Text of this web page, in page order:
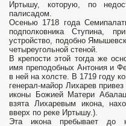
Иртышу, которую, по
палисадом.
Осенью 1718 года
подполковника Ступина,
устройство, подобно
четыреугольной стеной.
В крепости этой тогда же
имя преподобных Антония и
в ней на холсте. В 1719 году
генерал-майор Лихарев
иконы Божией Матери
взята Лихаревым икона,
вверх по реке Иртышу.).
Эта икона пребывает до